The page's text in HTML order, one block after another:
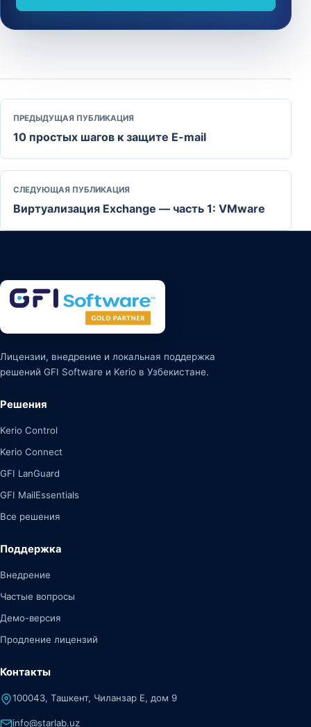
ПРЕДЫДУЩАЯ ПУБЛИКАЦИЯ
10 простых шагов к защите E-mail
СЛЕДУЮЩАЯ ПУБЛИКАЦИЯ
Виртуализация Exchange — часть 1: VMware
Лицензии, внедрение и локальная поддержка
решений GFI Software и Kerio в Узбекистане.
Решения
Kerio Control
Kerio Connect
GFI LanGuard
GFI MailEssentials
Все решения
Поддержка
Внедрение
Частые вопросы
Демо-версия
Продление лицензий
Контакты
100043, Ташкент, Чиланзар Е, дом 9
info@starlab.uz